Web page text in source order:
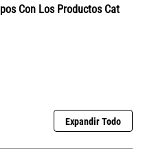
Con Los Productos Cat
Expandir Todo